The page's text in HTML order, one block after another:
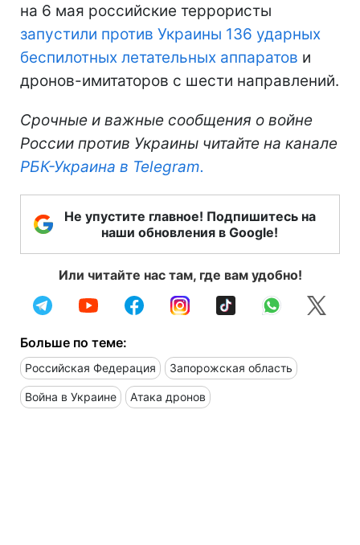
на 6 мая российские террористы
запустили против Украины 136 ударных
беспилотных летательных аппаратов и
дронов-имитаторов с шести направлений.
Срочные и важные сообщения о войне
России против Украины читайте на канале
РБК-Украина в Telegram.
Не упустите главное! Подпишитесь на
наши обновления в Google!
Или читайте нас там, где вам удобно!
Больше по теме:
Российская Федерация Запорожская область
Война в Украине Атака дронов